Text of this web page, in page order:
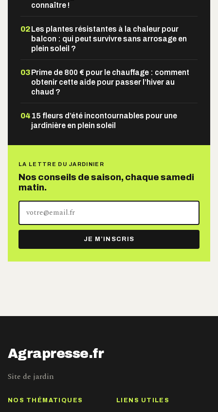
connaître !
02Les plantes résistantes à la chaleur pour
balcon : qui peut survivre sans arrosage en
plein soleil ?
03Prime de 800 € pour le chauffage : comment
obtenir cette aide pour passer l’hiver au
chaud ?
04 15 fleurs d’été incontournables pour une
jardinière en plein soleil
LA LETTRE DU JARDINIER
Nos conseils de saison, chaque samedi
matin.
Votre
adresse
e-
mail
JE M’INSCRIS
Agrapresse.fr
Site de jardin
NOS THÉMATIQUES LIENS UTILES